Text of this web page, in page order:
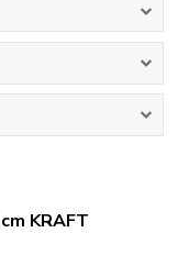
KRAFT